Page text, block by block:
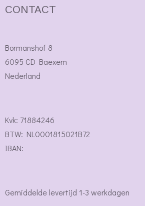
CONTACT
Bormanshof 8
6095 CD Baexem
Nederland
Kvk: 71884246
BTW: NL0001815021B72
IBAN:
Gemiddelde levertijd 1-3 werkdagen